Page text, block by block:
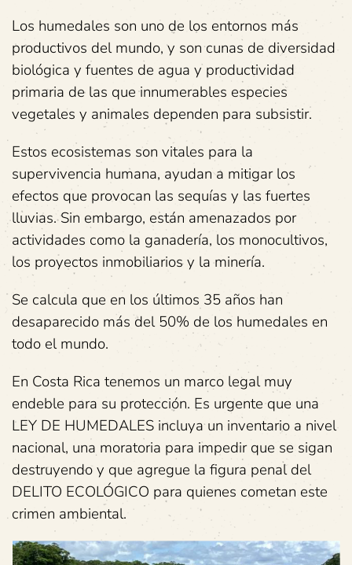
Los humedales son uno de los entornos más
productivos del mundo, y son cunas de diversidad
biológica y fuentes de agua y productividad
primaria de las que innumerables especies
vegetales y animales dependen para subsistir.
Estos ecosistemas son vitales para la
supervivencia humana, ayudan a mitigar los
efectos que provocan las sequías y las fuertes
lluvias. Sin embargo, están amenazados por
actividades como la ganadería, los monocultivos,
los proyectos inmobiliarios y la minería.
Se calcula que en los últimos 35 años han
desaparecido más del 50% de los humedales en
todo el mundo.
En Costa Rica tenemos un marco legal muy
endeble para su protección. Es urgente que una
LEY DE HUMEDALES incluya un inventario a nivel
nacional, una moratoria para impedir que se sigan
destruyendo y que agregue la figura penal del
DELITO ECOLÓGICO para quienes cometan este
crimen ambiental.